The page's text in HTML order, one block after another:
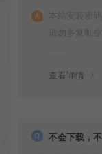
本站安装密
请勿多复制
查看详情
不会下载，